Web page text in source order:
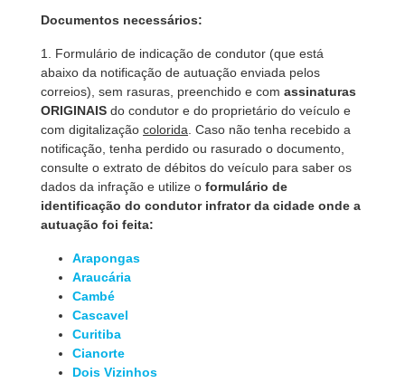
Documentos necessários:
1. Formulário de indicação de condutor (que está
abaixo da notificação de autuação enviada pelos
correios), sem rasuras, preenchido e com assinaturas
ORIGINAIS do condutor e do proprietário do veículo e
com digitalização colorida . Caso não tenha recebido a
notificação, tenha perdido ou rasurado o documento,
consulte o extrato de débitos do veículo para saber os
dados da infração e utilize o formulário de
identificação do condutor infrator da cidade onde a
autuação foi feita:
Arapongas
Araucária
Cambé
Cascavel
Curitiba
Cianorte
Dois Vizinhos